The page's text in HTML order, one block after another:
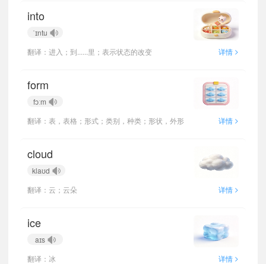
into
ˈɪntu
翻译：进入；到......里；表示状态的改变
详情 >
form
fɔːm
翻译：表，表格；形式；类别，种类；形状，外形
详情 >
cloud
klaʊd
翻译：云；云朵
详情 >
ice
aɪs
翻译：冰
详情 >